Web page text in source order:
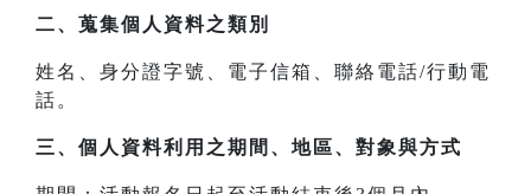
二、 蒐集個人資料之類別
姓名、身分證字號、電子信箱、聯絡電話/行動電
話。
三、 個人資料利用之期間、地區、對象與方式